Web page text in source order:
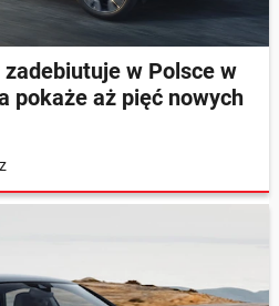
w Polsce w
pokaże aż pięć nowych